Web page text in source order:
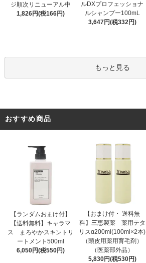
ジ順次リニューアル中
1,826円(税166円)
ルDXプロフェッショナ
ルシャンプー100mL
3,647円(税332円)
もっと見る
おすすめ商品
【ランダムおまけ付】
【送料無料】キャラマ
ス まろやかスキントリ
ートメント500ml
6,050円(税550円)
【おまけ付・ 送料無
料】三恵製薬 薬用テタ
リスα200ml(100ml×2本)
（頭皮用薬用育毛剤）
（医薬部外品）
5,830円(税530円)